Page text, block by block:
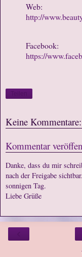
Web:
http://
Facebook:
https://
Keine Kommentare:
Kommentar
Danke, dass du mir
nach der Freigabe
sonnigen Tag.
Liebe Grüße
‹